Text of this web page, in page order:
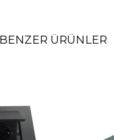
BENZER ÜRÜNLER